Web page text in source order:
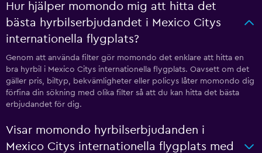
Hur hjälper momondo mig att hitta det
bästa hyrbilserbjudandet i Mexico Citys
internationella flygplats?
Genom att använda filter gör momondo det enklare att hitta en
bra hyrbil i Mexico Citys internationella flygplats. Oavsett om det
gäller pris, biltyp, bekvämligheter eller policys låter momondo dig
förfina din sökning med olika filter så att du kan hitta det bästa
erbjudandet för dig.
Visar momondo hyrbilserbjudanden i
Mexico Citys internationella flygplats med